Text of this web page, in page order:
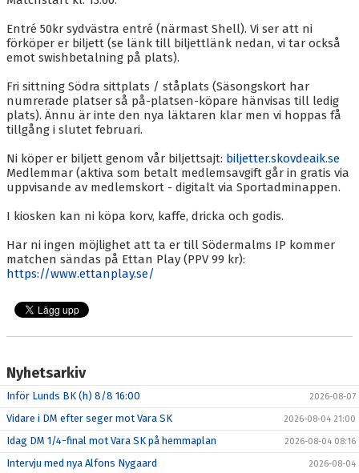
KALENDER
GAMLA AIK
Entré 50kr sydvästra entré (närmast Shell). Vi ser att ni
förköper er biljett (se länk till biljettlänk nedan, vi tar också
emot swishbetalning på plats).
Fri sittning Södra sittplats / ståplats (Säsongskort har
numrerade platser så på-platsen-köpare hänvisas till ledig
plats). Ännu är inte den nya läktaren klar men vi hoppas få
tillgång i slutet februari.
Ni köper er biljett genom vår biljettsajt: biljetter.skovdeaik.se
Medlemmar (aktiva som betalt medlemsavgift går in gratis via
uppvisande av medlemskort - digitalt via Sportadminappen.
I kiosken kan ni köpa korv, kaffe, dricka och godis.
Har ni ingen möjlighet att ta er till Södermalms IP kommer
matchen sändas på Ettan Play (PPV 99 kr):
https://www.ettanplay.se/
Nyhetsarkiv
Inför Lunds BK (h) 8/8 16:00 2026-08-07
Vidare i DM efter seger mot Vara SK 2026-08-04 21:00
Idag DM 1/4-final mot Vara SK på hemmaplan 2026-08-04 08:16
Intervju med nya Alfons Nygaard 2026-08-04